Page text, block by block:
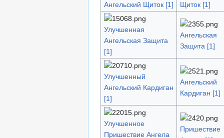
Ангельский Щиток [1]
Щиток [1]
Улучшенная
Ангельская Защита
[1]
Ангельская
Защита [1]
Улучшенный
Ангельский Кардиган
[1]
Ангельский
Кардиган [1]
Улучшенное
Пришествие Ангела
Пришествие